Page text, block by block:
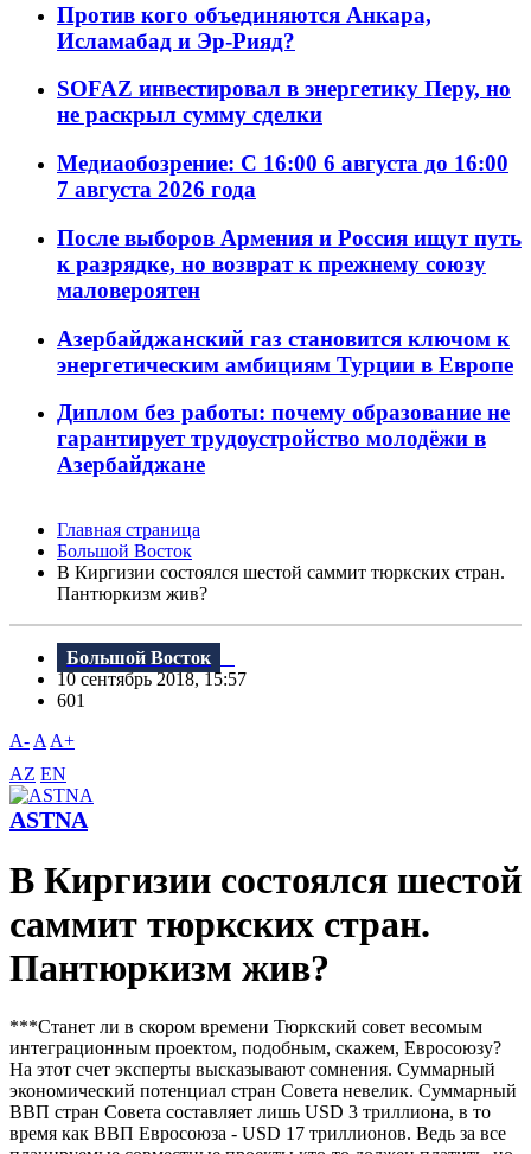
Против кого объединяются Анкара,
Исламабад и Эр-Рияд?
SOFAZ инвестировал в энергетику Перу, но
не раскрыл сумму сделки
Медиаобозрение: С 16:00 6 августа до 16:00
7 августа 2026 года
После выборов Армения и Россия ищут путь
к разрядке, но возврат к прежнему союзу
маловероятен
Азербайджанский газ становится ключом к
энергетическим амбициям Турции в Европе
Диплом без работы: почему образование не
гарантирует трудоустройство молодёжи в
Азербайджане
Главная страница
Большой Восток
В Киргизии состоялся шестой саммит тюркских стран.
Пантюркизм жив?
Большой Восток
10 сентябрь 2018, 15:57
601
A- A A+
AZ EN
ASTNA
В Киргизии состоялся шестой
саммит тюркских стран.
Пантюркизм жив?
***Станет ли в скором времени Тюркский совет весомым
интеграционным проектом, подобным, скажем, Евросоюзу?
На этот счет эксперты высказывают сомнения. Суммарный
экономический потенциал стран Совета невелик. Суммарный
BBП стран Совета составляет лишь USD 3 триллиона, в то
время как BBП Евросоюза - USD 17 триллионов. Bедь за все